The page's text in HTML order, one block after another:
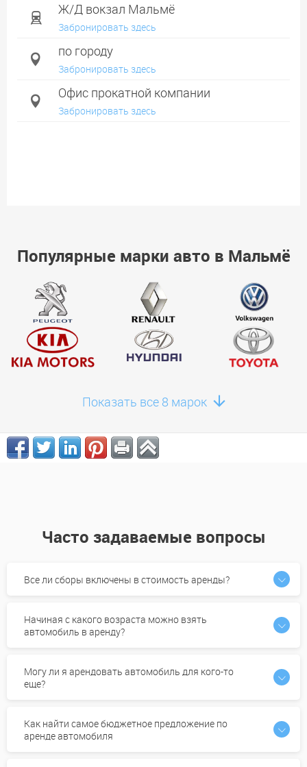
Ж/Д вокзал Мальмё
Забронировать здесь
по городу
Забронировать здесь
Офис прокатной компании
Забронировать здесь
Популярные марки авто в Мальмё
Показать все 8 марок
Часто задаваемые вопросы
Все ли сборы включены в стоимость аренды?
Начиная с какого возраста можно взять
автомобиль в аренду?
Могу ли я арендовать автомобиль для кого-то
еще?
Как найти самое бюджетное предложение по
аренде автомобиля